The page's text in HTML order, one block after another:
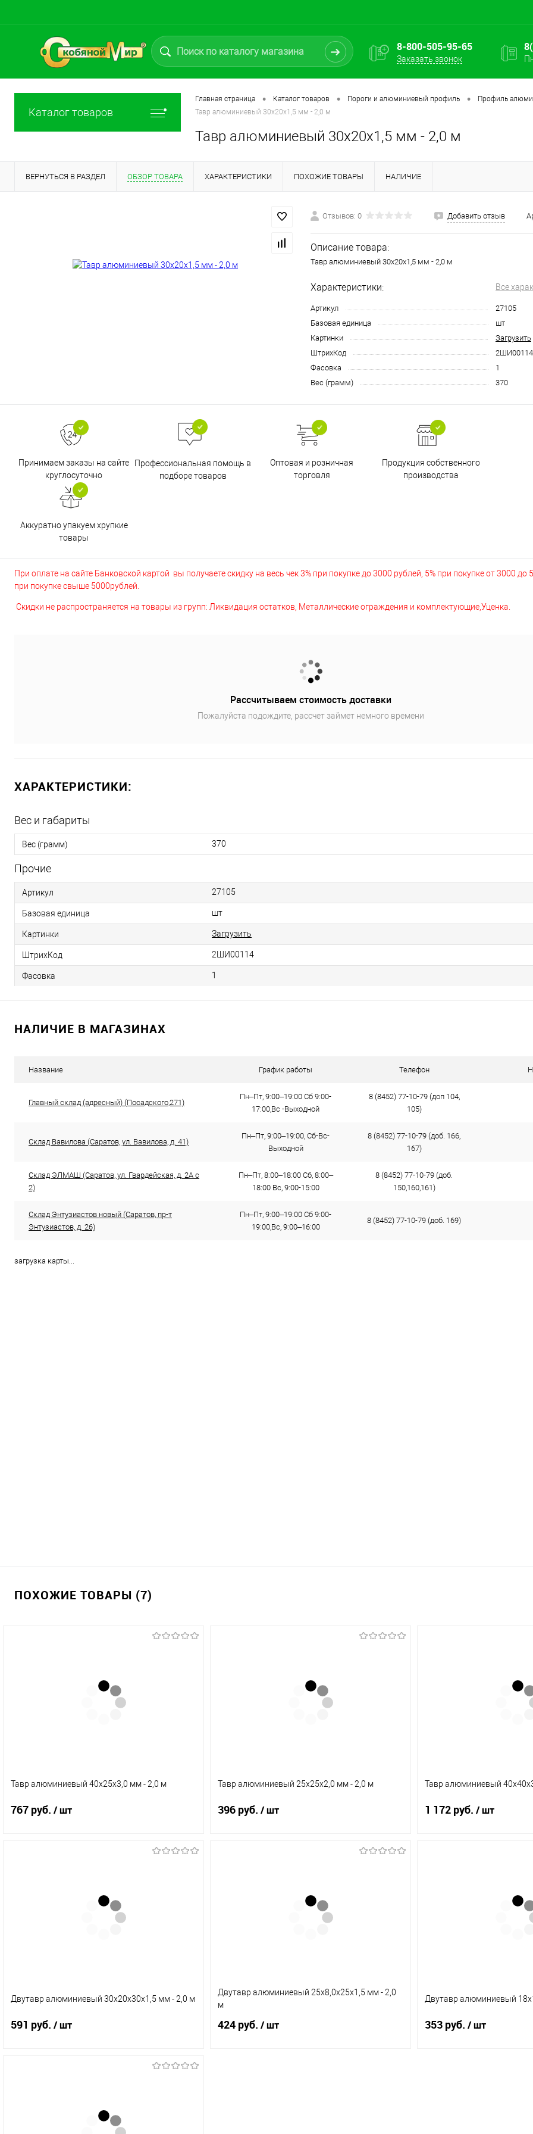
8-800-505-95-65
Заказать звонок
Каталог товаров
Главная страница • Каталог товаров • Пороги и алюминиевый профиль • Профиль
Тавр алюминиевый 30х20х1,5 мм - 2,0 м
Тавр алюминиевый 30х20х1,5 мм - 2,0 м
ВЕРНУТЬСЯ В РАЗДЕЛ ОБЗОР ТОВАРА ХАРАКТЕРИСТИКИ ПОХОЖИЕ ТОВАРЫ НАЛИЧИЕ
Отзывов: 0 Добавить отзыв
Описание товара:
Тавр алюминиевый 30х20х1,5 мм - 2,0 м
Характеристики: Все
Артикул
27105
Базовая единица
шт
Картинки
Загрузить
ШтрихКод
2ШИ00114
Фасовка
1
Вес (грамм)
370
Принимаем заказы на сайте
круглосуточно
Профессиональная помощь в
подборе товаров
Оптовая и розничная
торговля
Продукция собственного
производства
Аккуратно упакуем хрупкие
товары
При оплате на сайте Банковской картой вы получаете скидку на весь чек 3% при покупке до 3000 рублей, 5% при покупке от 3000 до
при покупке свыше 5000рублей.
Скидки не распространяется на товары из групп: Ликвидация остатков, Металлические ограждения и комплектующие,Уценка.
Рассчитываем стоимость доставки
Пожалуйста подождите, рассчет займет немного времени
ХАРАКТЕРИСТИКИ:
Вес и габариты
Вес (грамм) 370
Прочие
Артикул 27105
Базовая единица шт
Картинки Загрузить
ШтрихКод 2ШИ00114
Фасовка 1
НАЛИЧИЕ В МАГАЗИНАХ
Название График работы Телефон
Главный склад (адресный) (Посадского,271)
Пн–Пт, 9:00–19:00 Сб 9:00-
17:00,Вс -Выходной
8 (8452) 77-10-79 (доп 104,
105)
Склад Вавилова (Саратов, ул. Вавилова, д. 41)
Пн–Пт, 9:00–19:00, Сб-Вс-
Выходной
8 (8452) 77-10-79 (доб. 166,
167)
Склад ЭЛМАШ (Саратов, ул. Гвардейская, д. 2А с
2)
Пн–Пт, 8:00–18:00 Сб, 8:00–
18:00 Вс, 9:00-15:00
8 (8452) 77-10-79 (доб.
150,160,161)
Склад Энтузиастов новый (Саратов, пр-т
Энтузиастов, д. 26)
Пн–Пт, 9:00–19:00 Сб 9:00-
19:00,Вс, 9:00–16:00
8 (8452) 77-10-79 (доб. 169)
загрузка карты...
ПОХОЖИЕ ТОВАРЫ (7)
Тавр алюминиевый 40х25х3,0 мм - 2,0 м
767 руб. / шт
Тавр алюминиевый 25х25х2,0 мм - 2,0 м
396 руб. / шт
Тавр алюминиевый
1 172 руб. / шт
Двутавр алюминиевый 30х20х30х1,5 мм - 2,0 м
591 руб. / шт
Двутавр алюминиевый 25х8,0х25х1,5 мм - 2,0
м
424 руб. / шт
Двутавр алюминиевый
353 руб. / шт